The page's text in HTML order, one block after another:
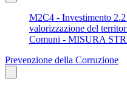
M2C4 - Investimento
valorizzazione del
Comuni - MISURA
Prevenzione della Corruzione